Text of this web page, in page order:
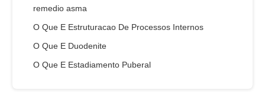
remedio asma
O Que E Estruturacao De Processos Internos
O Que E Duodenite
O Que E Estadiamento Puberal